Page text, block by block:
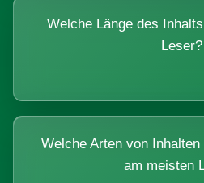
Welche Länge des
Leser?
Welche Arten von
am meisten